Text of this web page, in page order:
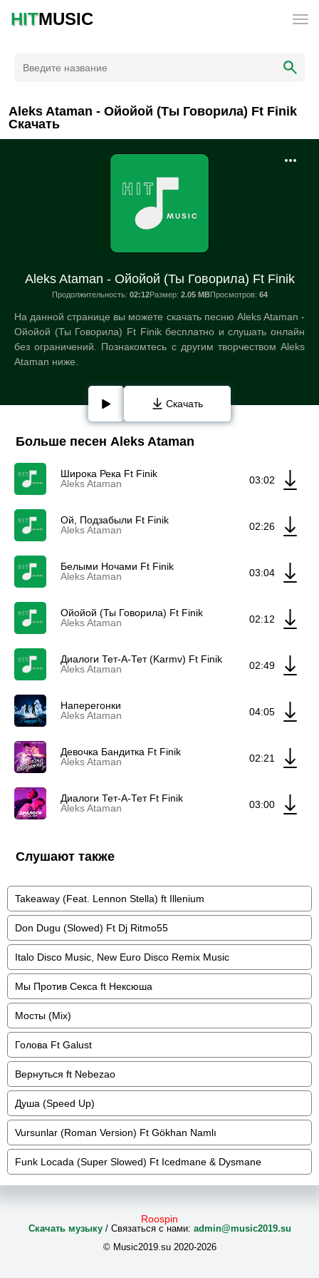
HITMUSIC
Aleks Ataman - Ойойой (Ты Говорила) Ft Finik
Скачать
Aleks Ataman - Ойойой (Ты Говорила) Ft Finik
Продолжительность: 02:12Размер: 2.05 MBПросмотров: 64
На данной странице вы можете скачать песню Aleks Ataman -
Ойойой (Ты Говорила) Ft Finik бесплатно и слушать онлайн
без ограничений. Познакомтесь с другим творчеством Aleks
Ataman ниже.
Скачать
Больше песен Aleks Ataman
Широка Река Ft Finik
Aleks Ataman
03:02
Ой, Подзабыли Ft Finik
Aleks Ataman
02:26
Белыми Ночами Ft Finik
Aleks Ataman
03:04
Ойойой (Ты Говорила) Ft Finik
Aleks Ataman
02:12
Диалоги Тет-А-Тет (Karmv) Ft Finik
Aleks Ataman
02:49
Наперегонки
Aleks Ataman
04:05
Девочка Бандитка Ft Finik
Aleks Ataman
02:21
Диалоги Тет-А-Тет Ft Finik
Aleks Ataman
03:00
Слушают также
Takeaway (Feat. Lennon Stella) ft Illenium
Don Dugu (Slowed) Ft Dj Ritmo55
Italo Disco Music, New Euro Disco Remix Music
Мы Против Секса ft Нексюша
Мосты (Mix)
Голова Ft Galust
Вернуться ft Nebezao
Душа (Speed Up)
Vursunlar (Roman Version) Ft Gökhan Namlı
Funk Locada (Super Slowed) Ft Icedmane & Dysmane
Roospin
Скачать музыку/ Связаться с нами: admin@music2019.su
© Music2019.su 2020-2026